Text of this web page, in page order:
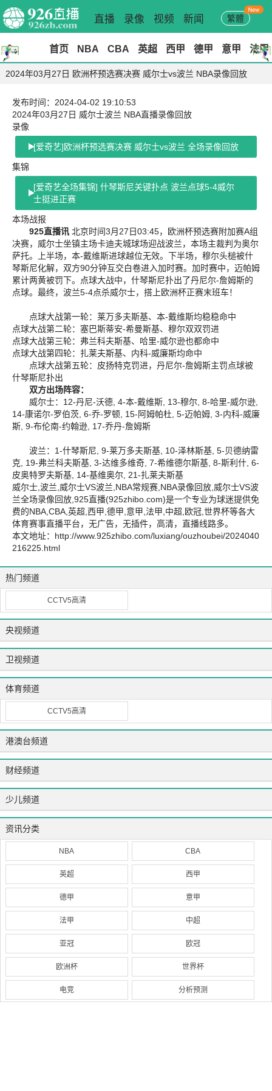
直播 录像 视频 新闻 繁體
首页 NBA CBA 英超 西甲 德甲 意甲 法甲
2024年03月27日 欧洲杯预选赛决赛 威尔士vs波兰 NBA录像回放
发布时间：2024-04-02 19:10:53
2024年03月27日 威尔士波兰 NBA直播录像回放
录像
[爱奇艺]欧洲杯预选赛决赛 威尔士vs波兰 全场录像回放
集锦
[爱奇艺全场集锦] 什琴斯尼关键扑点 波兰点球5-4威尔
士挺进正赛
本场战报
925直播讯 北京时间3月27日03:45，欧洲杯预选赛附加赛A组
决赛，威尔士坐镇主场卡迪夫城球场迎战波兰，本场主裁判为奥尔
萨托。上半场，本-戴维斯进球越位无效。下半场，穆尔头槌被什
琴斯尼化解，双方90分钟互交白卷进入加时赛。加时赛中，迈帕姆
累计两黄被罚下。点球大战中，什琴斯尼扑出了丹尼尔-詹姆斯的
点球。最终，波兰5-4点杀威尔士，搭上欧洲杯正赛末班车！
点球大战第一轮：莱万多夫斯基、本-戴维斯均稳稳命中
点球大战第二轮：塞巴斯蒂安-希曼斯基、穆尔双双罚进
点球大战第三轮：弗兰科夫斯基、哈里-威尔逊也都命中
点球大战第四轮：扎莱夫斯基、内科-威廉斯均命中
点球大战第五轮：皮扬特克罚进，丹尼尔-詹姆斯主罚点球被
什琴斯尼扑出
双方出场阵容：
威尔士：12-丹尼-沃德, 4-本-戴维斯, 13-穆尔, 8-哈里-威尔逊,
14-康诺尔-罗伯茨, 6-乔-罗顿, 15-阿姆帕杜, 5-迈帕姆, 3-内科-威廉
斯, 9-布伦南-约翰逊, 17-乔丹-詹姆斯
波兰：1-什琴斯尼, 9-莱万多夫斯基, 10-泽林斯基, 5-贝德纳雷
克, 19-弗兰科夫斯基, 3-达维多维奇, 7-希维德尔斯基, 8-斯利什, 6-
皮奥特罗夫斯基, 14-基维奥尔, 21-扎莱夫斯基
威尔士,波兰,威尔士VS波兰,NBA常规赛,NBA录像回放,威尔士VS波
兰全场录像回放,925直播(925zhibo.com)是一个专业为球迷提供免
费的NBA,CBA,英超,西甲,德甲,意甲,法甲,中超,欧冠,世界杯等各大
体育赛事直播平台，无广告，无插件，高清，直播线路多。
本文地址： http://www.925zhibo.com/luxiang/ouzhoubei/2024040
216225.html
热门频道
CCTV5高清
央视频道
卫视频道
体育频道
CCTV5高清
港澳台频道
财经频道
少儿频道
资讯分类
NBA CBA
英超 西甲
德甲 意甲
法甲 中超
亚冠 欧冠
欧洲杯 世界杯
电竞 分析预测